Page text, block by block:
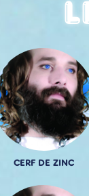
CERF DE ZINC